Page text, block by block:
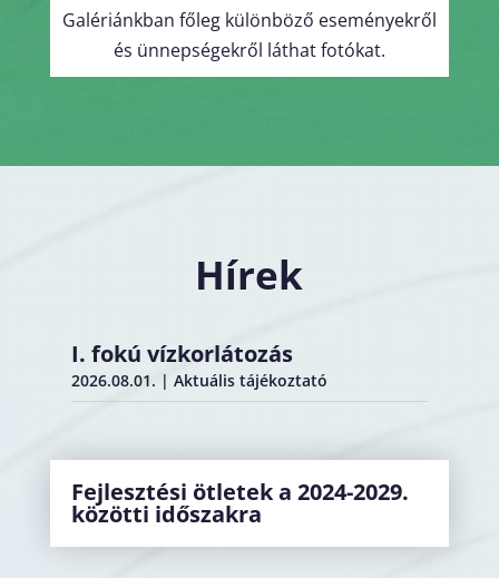
Galériánkban főleg különböző eseményekről
és ünnepségekről láthat fotókat.
Hírek
I. fokú vízkorlátozás
2026.08.01. | Aktuális tájékoztató
Fejlesztési ötletek a 2024-2029.
közötti időszakra